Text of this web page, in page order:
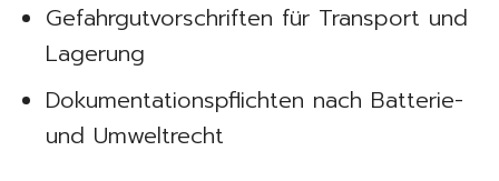
Gefahrgutvorschriften für Transport und
Lagerung
Dokumentationspflichten nach Batterie-
und Umweltrecht